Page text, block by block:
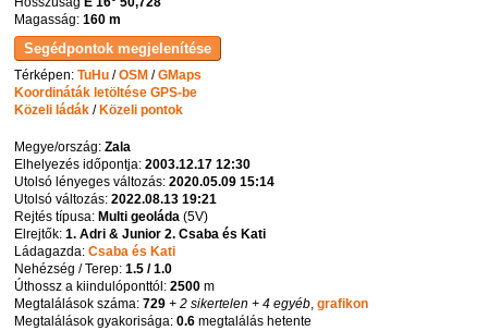
Magasság:160 m
Térképen:TuHu /OSM /GMaps
Koordináták letöltése GPS-be
Közeli ládák / Közeli pontok
Megye/ország:Zala
Elhelyezés időpontja:2003.12.17 12:30
Utolsó lényeges változás:2020.05.09 15:14
Utolsó változás:2022.08.13 19:21
Rejtés típusa: Multi geoláda (5V)
Elrejtők:1. Adri & Junior 2. Csaba és Kati
Ládagazda:Csaba és Kati
Nehézség / Terep:1.5 / 1.0
Úthossz a kiindulóponttól:2500 m
Megtalálások száma:729 + 2 sikertelen + 4 egyéb,grafikon
Megtalálások gyakorisága:0.6 megtalálás hetente